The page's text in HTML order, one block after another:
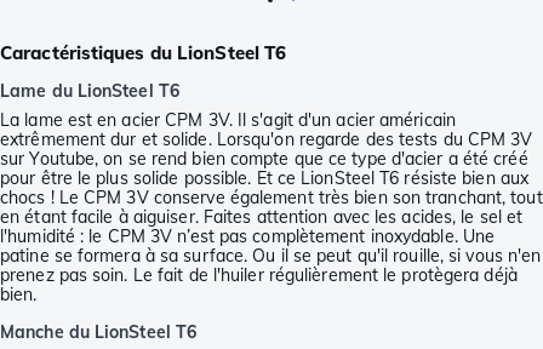
Caractéristiques du LionSteel T6
Lame du LionSteel T6
La lame est en acier CPM 3V. Il s'agit d'un acier américain
extrêmement dur et solide. Lorsqu'on regarde des tests du CPM 3V
sur Youtube, on se rend bien compte que ce type d'acier a été créé
pour être le plus solide possible. Et ce LionSteel T6 résiste bien aux
chocs ! Le CPM 3V conserve également très bien son tranchant, tout
en étant facile à aiguiser. Faites attention avec les acides, le sel et
l'humidité : le CPM 3V n’est pas complètement inoxydable. Une
patine se formera à sa surface. Ou il se peut qu'il rouille, si vous n'en
prenez pas soin. Le fait de l'huiler régulièrement le protègera déjà
bien.
Manche du LionSteel T6